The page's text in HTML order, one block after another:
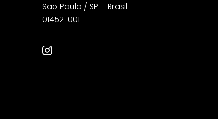
São Paulo / SP – Brasil
01452-001